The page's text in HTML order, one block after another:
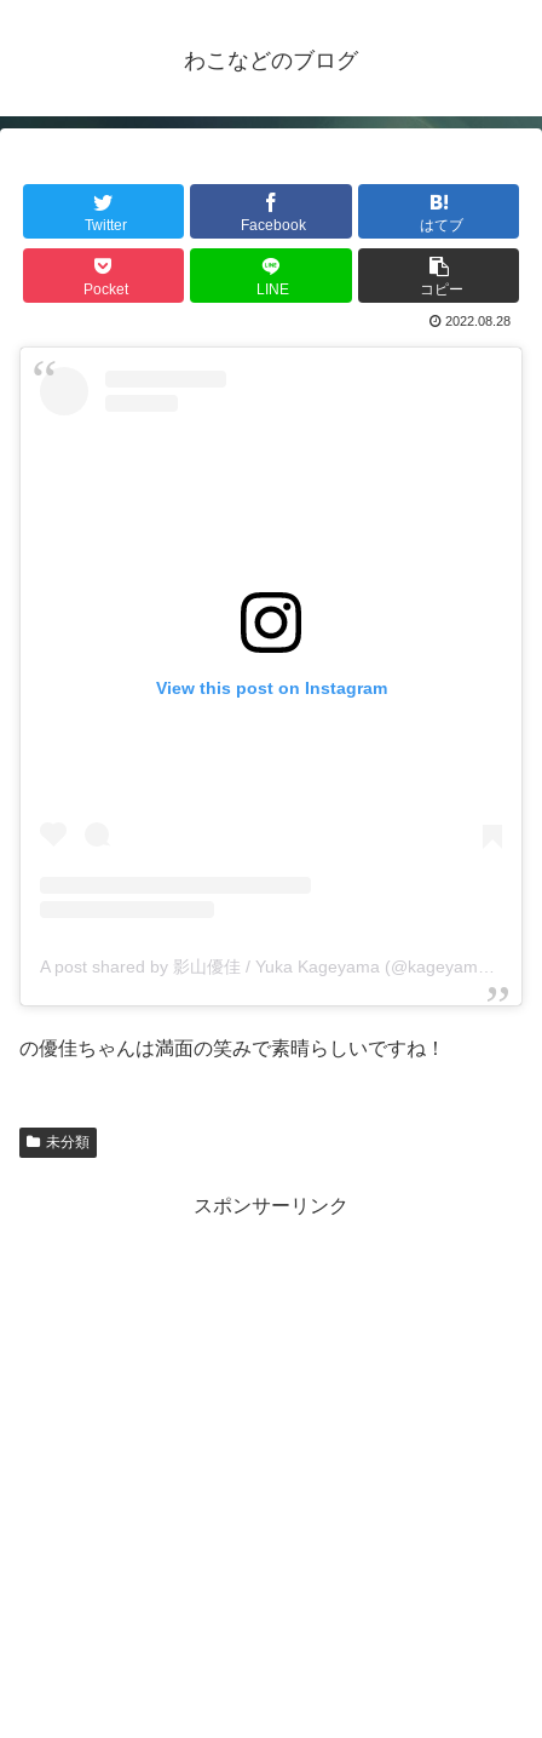
わこなどのブログ
Twitter Facebook はてブ
Pocket LINE コピー
2022.08.28
View this post on Instagram
の優佳ちゃんは満面の笑みで素晴らしいですね！
未分類
スポンサーリンク